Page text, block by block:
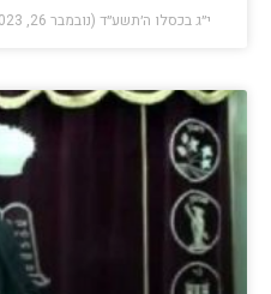
י״ג בכסלו ה׳תשע״ד (נובמבר 26, 2023)